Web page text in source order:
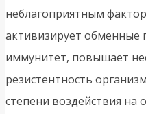
неблагоприятным
активизирует обменные
иммунитет, повышает
резистентность
степени воздействия на